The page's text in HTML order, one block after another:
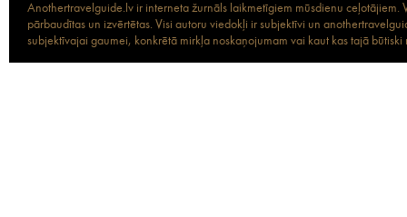
Anothertravelguide.lv ir interneta žurnāls laikmetīgiem mūsdienu
pārbaudītas un izvērtētas. Visi autoru viedokļi ir subjektīvi un
subjektīvajai gaumei, konkrētā mirkļa noskaņojumam vai kaut kas tajā